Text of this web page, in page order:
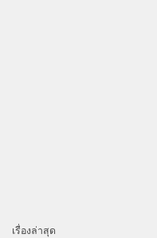
เรื่องล่าสุด